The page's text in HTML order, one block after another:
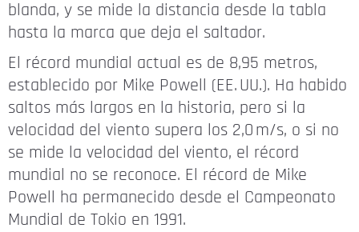
blanda, y se mide la distancia desde la tabla
hasta la marca que deja el saltador.
El récord mundial actual es de 8,95 metros,
establecido por Mike Powell (EE. UU.). Ha habido
saltos más largos en la historia, pero si la
velocidad del viento supera los 2,0 m/s, o si no
se mide la velocidad del viento, el récord
mundial no se reconoce. El récord de Mike
Powell ha permanecido desde el Campeonato
Mundial de Tokio en 1991.